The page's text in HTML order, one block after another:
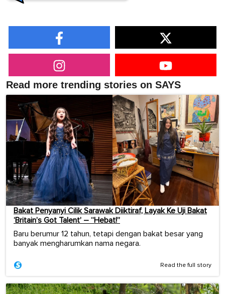
Read more trending stories on SAYS
Bakat Penyanyi Cilik Sarawak Diiktiraf, Layak Ke Uji Bakat
‘Britain’s Got Talent’ – “Hebat!”
Baru berumur 12 tahun, tetapi dengan bakat besar yang
banyak mengharumkan nama negara.
Read the full story